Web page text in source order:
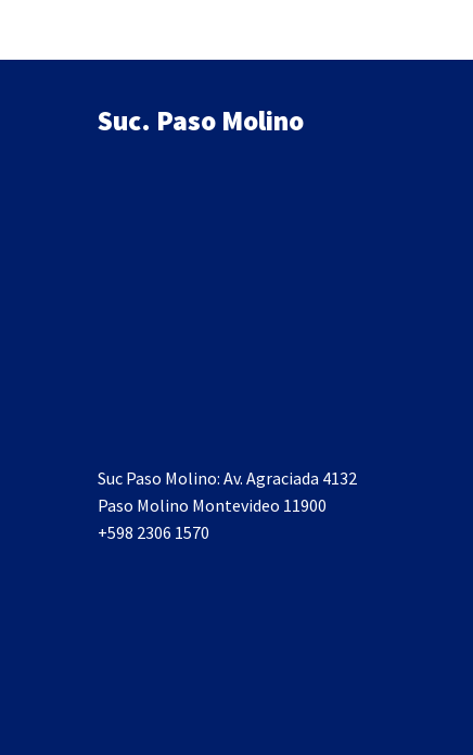
Suc. Paso Molino
Suc Paso Molino: Av. Agraciada 4132
Paso Molino Montevideo 11900
+598 2306 1570